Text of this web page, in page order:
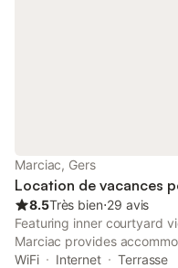
Marciac, Gers
Location de vacances
8.5Très bien⋅29 avis
Featuring inner courtyard
Marciac provides
from Château de Pallanne
WiFi Internet
Terrasse